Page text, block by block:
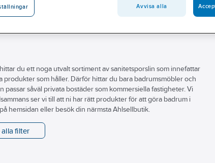
du ett noga utvalt sortiment av sanitetsporslin som innefattar
som håller. Därför hittar du bara badrumsmöbler och
såväl privata bostäder som kommersiella fastigheter. Vi
ser vi till att ni har rätt produkter för att göra badrum i
hemsidan eller besök din närmsta Ahlsellbutik.
alla filter
Avvisa alla